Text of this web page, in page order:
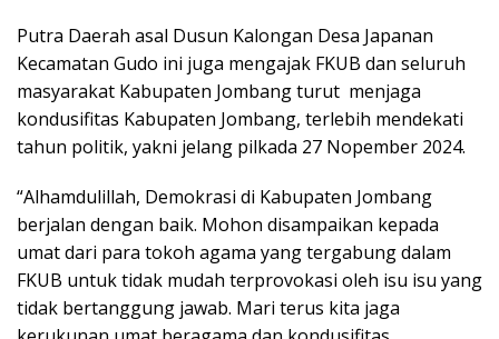
Putra Daerah asal Dusun Kalongan Desa Japanan
Kecamatan Gudo ini juga mengajak FKUB dan seluruh
masyarakat Kabupaten Jombang turut menjaga
kondusifitas Kabupaten Jombang, terlebih mendekati
tahun politik, yakni jelang pilkada 27 Nopember 2024.
“Alhamdulillah, Demokrasi di Kabupaten Jombang
berjalan dengan baik. Mohon disampaikan kepada
umat dari para tokoh agama yang tergabung dalam
FKUB untuk tidak mudah terprovokasi oleh isu isu yang
tidak bertanggung jawab. Mari terus kita jaga